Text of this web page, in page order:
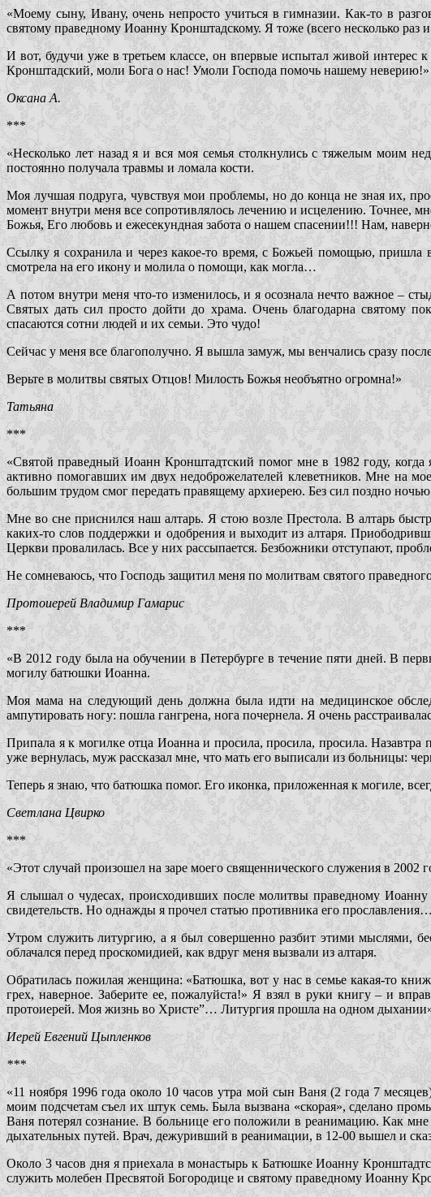
«Моему сыну, Ивану, очень непросто учиться в гимназии. Как-то в
святому праведному Иоанну Кронштадскому. Я тоже (всего несколько
И вот, будучи уже в третьем классе, он впервые испытал живой интерес
Кронштадский, моли Бога о нас! Умоли Господа помочь нашему неверию!»
Оксана А.
***
«Несколько лет назад я и вся моя семья столкнулись с тяжелым моим
постоянно получала травмы и ломала кости.
Моя лучшая подруга, чувствуя мои проблемы, но до конца не зная их,
момент внутри меня все сопротивлялось лечению и исцелению. Точнее,
Божья, Его любовь и ежесекундная забота о нашем спасении!!! Нам,
Ссылку я сохранила и через какое-то время, с Божьей помощью,
смотрела на его икону и молила о помощи, как могла…
А потом внутри меня что-то изменилось, и я осознала нечто важное –
Святых дать сил просто дойти до храма. Очень благодарна святому
спасаются сотни людей и их семьи. Это чудо!
Сейчас у меня все благополучно. Я вышла замуж, мы венчались сразу
Верьте в молитвы святых Отцов! Милость Божья необъятно огромна!»
Татьяна
***
«Святой праведный Иоанн Кронштадтский помог мне в 1982 году, когда
активно помогавших им двух недоброжелателей клеветников. Мне на
большим трудом смог передать правящему архиерею. Без сил поздно ночью
Мне во сне приснился наш алтарь. Я стою возле Престола. В алтарь
каких-то слов поддержки и одобрения и выходит из алтаря.
Церкви провалилась. Все у них рассыпается. Безбожники отступают,
Не сомневаюсь, что Господь защитил меня по молитвам святого
Протоиерей Владимир Гамарис
***
«В 2012 году была на обучении в Петербурге в течение пяти дней. В
могилу батюшки Иоанна.
Моя мама на следующий день должна была идти на медицинское
ампутировать ногу: пошла гангрена, нога почернела. Я очень
Припала я к могилке отца Иоанна и просила, просила, просила. Назавтра
уже вернулась, муж рассказал мне, что мать его выписали из больницы:
Теперь я знаю, что батюшка помог. Его иконка, приложенная к могиле,
Светлана Цвирко
***
«Этот случай произошел на заре моего священнического служения в 2002
Я слышал о чудесах, происходивших после молитвы праведному
свидетельств. Но однажды я прочел статью противника его
Утром служить литургию, а я был совершенно разбит этими мыслями,
облачался перед проскомидией, как вдруг меня вызвали из алтаря.
Обратилась пожилая женщина: «Батюшка, вот у нас в семье какая-то
грех, наверное. Заберите ее, пожалуйста!» Я взял в руки книгу – и
протоиерей. Моя жизнь во Христе”… Литургия прошла на одном
Иерей Евгений Цыпленков
***
«11 ноября 1996 года около 10 часов утра мой сын Ваня (2 года 7
моим подсчетам съел их штук семь. Была вызвана «скорая», сделано
Ваня потерял сознание. В больнице его положили в реанимацию. Как
дыхательных путей. Врач, дежуривший в реанимации, в 12-00 вышел и
Около 3 часов дня я приехала в монастырь к Батюшке Иоанну
служить молебен Пресвятой Богородице и святому праведному Иоанну